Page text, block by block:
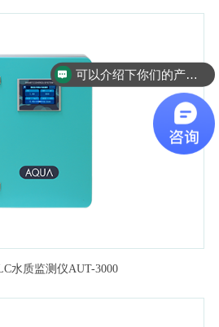
水质监测仪AUT-3000
可以介绍下你们的产品么